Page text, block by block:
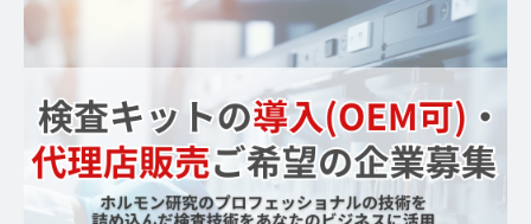
【薄毛リスクチェック】毛髪ホルモン量測定キットの
ご紹介
【男性力を可視化】毛髪ホルモン量測定キットのご紹
介
【ストレスを見える化】毛髪・爪ホルモン量検査キッ
トのご紹介